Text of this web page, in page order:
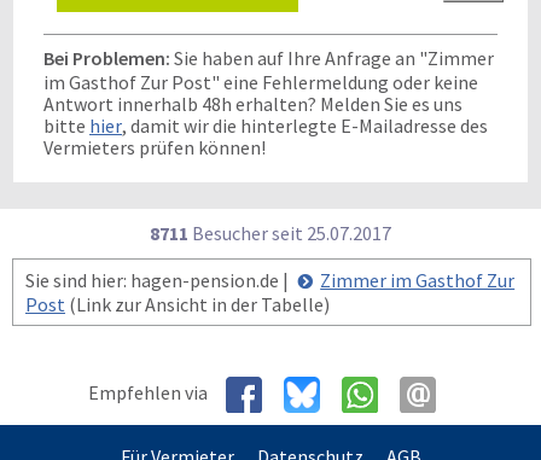
Bei Problemen: Sie haben auf Ihre Anfrage an "Zimmer
im Gasthof Zur Post" eine Fehlermeldung oder keine
Antwort innerhalb 48h erhalten? Melden Sie es uns
bitte hier, damit wir die hinterlegte E-Mailadresse des
Vermieters prüfen können!
8711 Besucher seit 25.07.2017
Sie sind hier: hagen-pension.de |
Zimmer im Gasthof Zur
Post (Link zur Ansicht in der Tabelle)
Empfehlen via